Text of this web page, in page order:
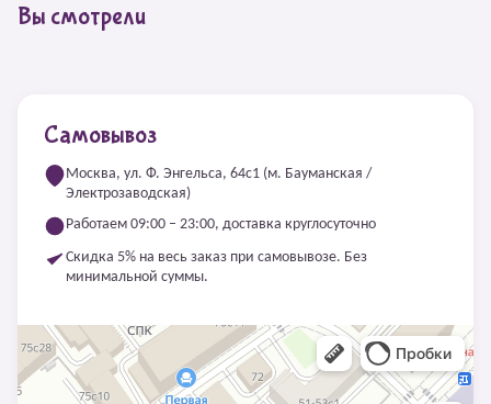
Вы смотрели
Самовывоз
Москва, ул. Ф. Энгельса, 64с1 (м. Бауманская /
Электрозаводская)
Работаем 09:00 – 23:00, доставка круглосуточно
Скидка 5% на весь заказ при самовывозе. Без
минимальной суммы.